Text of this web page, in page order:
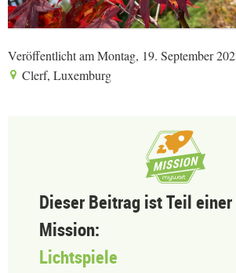
Veröffentlicht am Montag, 19. September
Clerf, Luxemburg
Dieser Beitrag ist Teil
Mission:
Lichtspiele